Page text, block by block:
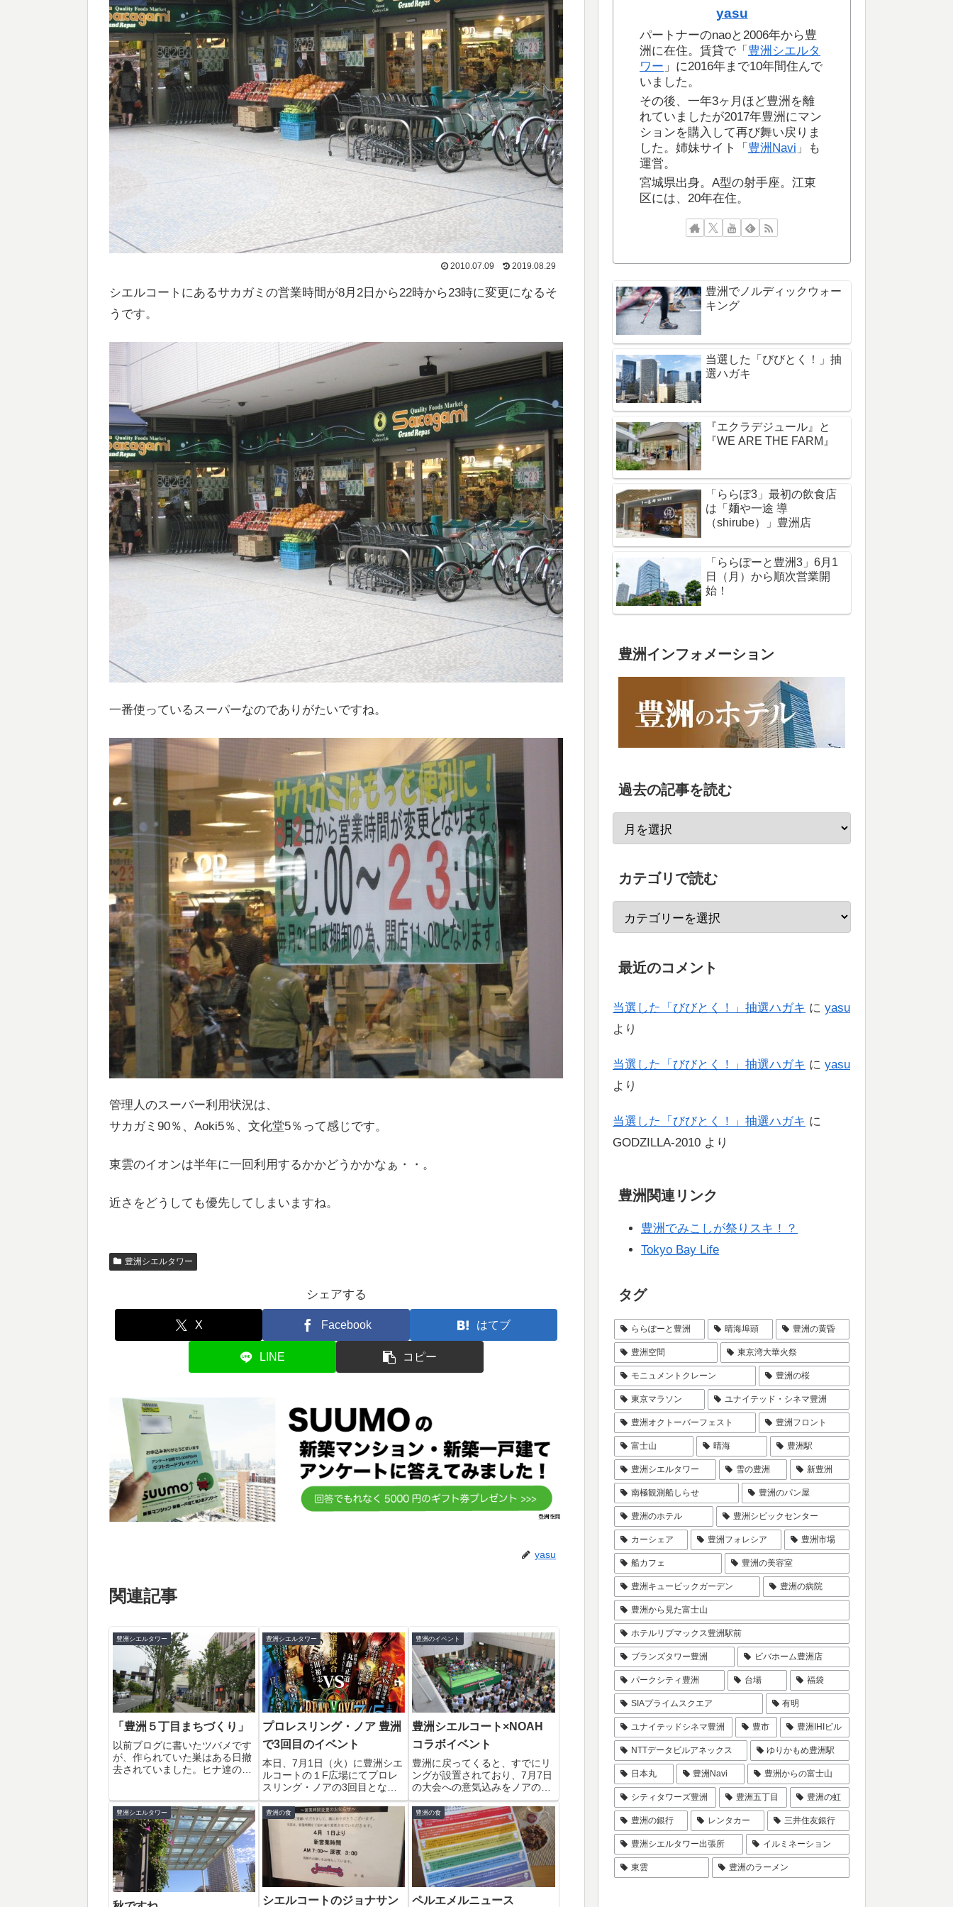
2010.07.09 2019.08.29
シエルコートにあるサカガミの営業時間が8月2日から22時から23時に変更になるそ
うです。
一番使っているスーパーなのでありがたいですね。
管理人のスーバー利用状況は、
サカガミ90％、Aoki5％、文化堂5％って感じです。
東雲のイオンは半年に一回利用するかかどうかかなぁ・・。
近さをどうしても優先してしまいますね。
豊洲シエルタワー
シェアする
X Facebook はてブ
LINE コピー
yasu
関連記事
豊洲シエルタワー
「豊洲５丁目まちづくり」
以前ブログに書いたツバメです
が、作られていた巣はある日撤
去されていました。ヒナ達の誕
でした。確かにフンとか迷惑な
所もあるかもしれませんが・・
以来この場所でツバメが空を横
切る姿は見られま...
豊洲シエルタワー
プロレスリング・ノア 豊洲
で3回目のイベント
本日、7月1日（火）に豊洲シエ
ルコートの１F広場にてプロレ
スリング・ノアの3回目となる
イベントが開催されます。ポス
ターの７月5日（土）有明コロ
シアム大会の直前イベントだそ
うです。なかなか、好評なんで
しょうね。当日は、豊洲シエル
コート１F広場...
豊洲のイベント
豊洲シエルコート×NOAH
コラボイベント
豊洲に戻ってくると、すでにリ
ングが設置されており、7月7日
の大会への意気込みをノアの出
場選手たちが語っていました。
会場は、ご覧のとおりかなりの
かなり盛況。観客は100人以上
は、いたと思います。観客には
子どもたちが多かったので選手
たちがあまり...
豊洲シエルタワー 豊洲の食
シエルコートのジョナサン
豊洲の食
ペルエメルニュース
yasu
パートナーのnaoと2006年から豊
洲に在住。賃貸で「 豊洲シエルタ
ワー 」に2016年まで10年間住んで
いました。
その後、一年3ヶ月ほど豊洲を離
れていましたが2017年豊洲にマン
ションを購入して再び舞い戻りま
した。姉妹サイト「 豊洲Navi 」も
運営。
宮城県出身。A型の射手座。江東
区には、20年在住。
豊洲でノルディックウォー
キング
当選した「びびとく！」抽
選ハガキ
『エクラデジュール』と
『WE ARE THE FARM』
「ららぽ3」最初の飲食店
は「麺や一途 導
（shirube）」豊洲店
「ららぽーと豊洲3」6月1
日（月）から順次営業開
始！
豊洲インフォメーション
過去の記事を読む
カテゴリで読む
最近のコメント
当選した「びびとく！」抽選ハガキ に yasu
より
当選した「びびとく！」抽選ハガキ に yasu
より
当選した「びびとく！」抽選ハガキ に
GODZILLA-2010 より
豊洲関連リンク
豊洲でみこしが祭りスキ！？
Tokyo Bay Life
タグ
ららぽーと豊洲 晴海埠頭 豊洲の黄昏
豊洲空間 東京湾大華火祭
モニュメントクレーン 豊洲の桜
東京マラソン ユナイテッド・シネマ豊洲
豊洲オクトーバーフェスト 豊洲フロント
富士山 晴海 豊洲駅
豊洲シエルタワー 雪の豊洲 新豊洲
南極観測船しらせ 豊洲のパン屋
豊洲のホテル 豊洲シビックセンター
カーシェア 豊洲フォレシア 豊洲市場
船カフェ 豊洲の美容室
豊洲キュービックガーデン 豊洲の病院
豊洲から見た富士山
ホテルリブマックス豊洲駅前
ブランズタワー豊洲 ビバホーム豊洲店
パークシティ豊洲 台場 福袋
SIAプライムスクエア 有明
ユナイテッドシネマ豊洲 豊市 豊洲IHIビル
NTTデータビルアネックス ゆりかもめ豊洲駅
日本丸 豊洲Navi 豊洲からの富士山
シティタワーズ豊洲 豊洲五丁目 豊洲の虹
豊洲の銀行 レンタカー 三井住友銀行
豊洲シエルタワー出張所 イルミネーション
東雲 豊洲のラーメン